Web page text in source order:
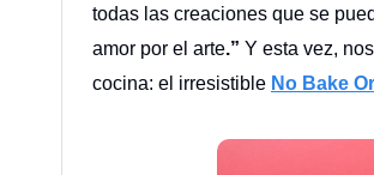
todas las creaciones que se
amor por el arte.” Y esta vez,
cocina: el irresistible No Bake